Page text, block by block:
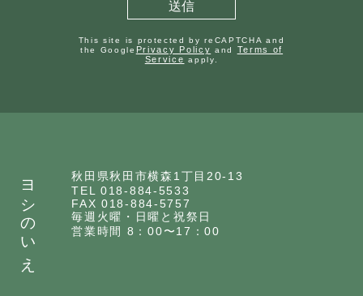
This site is protected by reCAPTCHA and
the Google Privacy Policy and Terms of
Service apply.
ヨシのいえ
秋田県秋田市横森1丁目20-13
TEL 018-884-5533
FAX 018-884-5757
毎週火曜・日曜と祝祭日
営業時間 8：00〜17：00